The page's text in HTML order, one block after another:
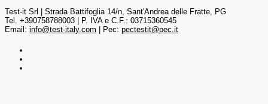
Test-it Srl | Strada Battifoglia 14/n, Sant'Andrea delle Fratte, PG
Tel. +390758788003 | P. IVA e C.F.: 03715360545
Email: info@test-italy.com | Pec: pectestit@pec.it